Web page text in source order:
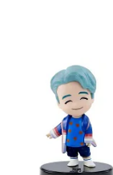
プレジデン
堡壘文化(2)
可超商取貨
可海外宅配
可港澳店取